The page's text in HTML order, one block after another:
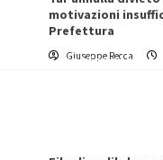
motivazioni
Prefettura
Giuseppe Recca
saccense Buscarnera
transnazionale per